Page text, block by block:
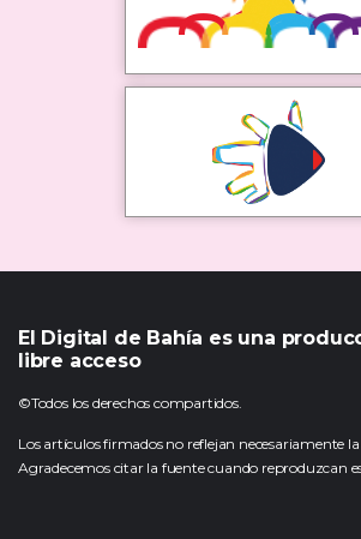
El Digital de Bahía es una
libre acceso
©Todos los derechos compartidos.
Los artículos firmados no reflejan necesariamente
Agradecemos citar la fuente cuando reproduzcan